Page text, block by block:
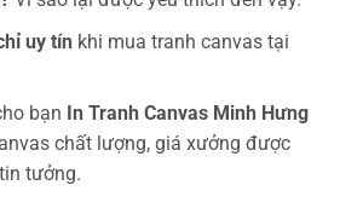
uy tín khi mua tranh canvas tại
bạn In Tranh Canvas Minh Hưng
chất lượng, giá xưởng được
tưởng.